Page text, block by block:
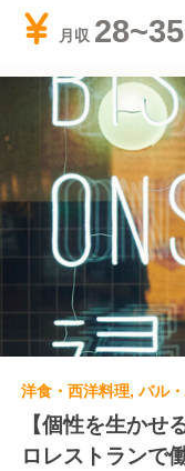
月収 28~35
洋食・西洋料理, バル
【個性を生かせ
ロレストランで